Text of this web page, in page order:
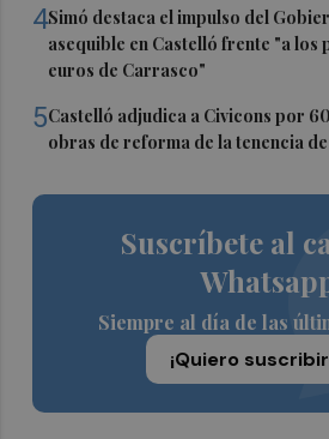
4Simó destaca el impulso del
asequible en Castelló frente "a
euros de Carrasco"
5Castelló adjudica a Civicons por
obras de reforma de la tenencia
Suscríbete al
Siempre al día de las
¡Quiero